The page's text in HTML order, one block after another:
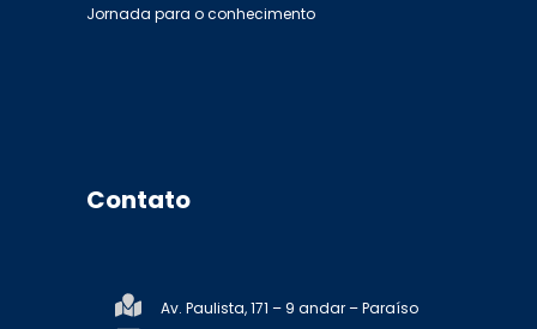
Jornada para o conhecimento
Contato
Av. Paulista, 171 – 9 andar – Paraíso